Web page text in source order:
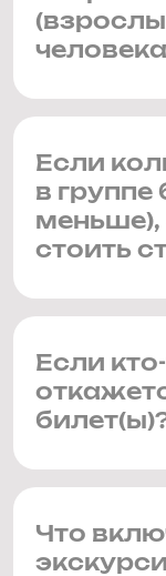
Если
в группе
меньше),
стоить
Если
Что